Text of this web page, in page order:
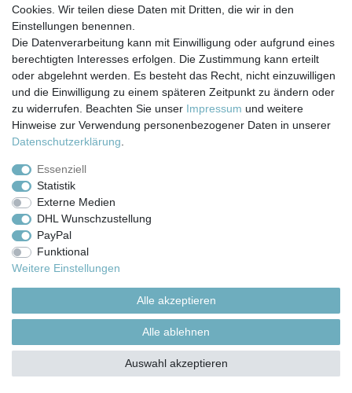
© Copyright 2026 | Alle Rechte vorbehalten.
Cookies. Wir teilen diese Daten mit Dritten, die wir in den
Einstellungen benennen.
Die Datenverarbeitung kann mit Einwilligung oder aufgrund eines
berechtigten Interesses erfolgen. Die Zustimmung kann erteilt
oder abgelehnt werden. Es besteht das Recht, nicht einzuwilligen
und die Einwilligung zu einem späteren Zeitpunkt zu ändern oder
zu widerrufen. Beachten Sie unser Impressum und weitere
Hinweise zur Verwendung personenbezogener Daten in unserer
Daten­schutz­erklärung
Essenziell
Statistik
Externe Medien
DHL Wunschzustellung
PayPal
Funktional
Weitere Einstellungen
Alle akzeptieren
Alle ablehnen
Auswahl akzeptieren